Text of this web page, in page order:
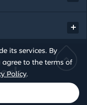
its services. By
agree to the terms of
Policy.